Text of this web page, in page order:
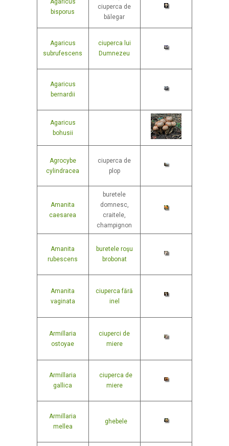
Agaricus
bisporus
ciuperca de
bălegar
Agaricus
subrufescens
ciuperca lui
Dumnezeu
Agaricus
bernardii
Agaricus
bohusii
Agrocybe
cylindracea
ciuperca de
plop
Amanita
caesarea
buretele
domnesc,
craitele,
champignon
Amanita
rubescens
buretele roşu
brobonat
Amanita
vaginata
ciuperca fără
inel
Armillaria
ostoyae
ciuperci de
miere
Armillaria
gallica
ciuperca de
miere
Armillaria
mellea
ghebele